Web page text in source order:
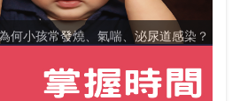
何小孩常發燒、氣喘、泌尿道感染？